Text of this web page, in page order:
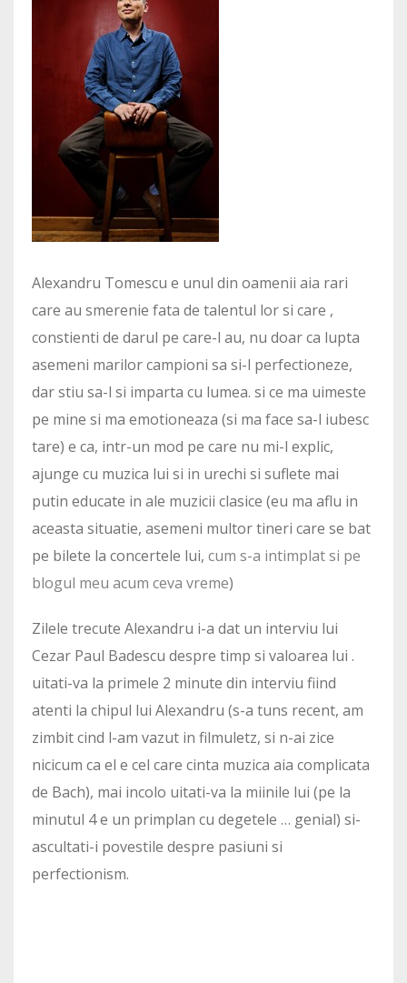
Alexandru Tomescu e unul din oamenii aia rari
care au smerenie fata de talentul lor si care ,
constienti de darul pe care-l au, nu doar ca lupta
asemeni marilor campioni sa si-l perfectioneze,
dar stiu sa-l si imparta cu lumea. si ce ma uimeste
pe mine si ma emotioneaza (si ma face sa-l iubesc
tare) e ca, intr-un mod pe care nu mi-l explic,
ajunge cu muzica lui si in urechi si suflete mai
putin educate in ale muzicii clasice (eu ma aflu in
aceasta situatie, asemeni multor tineri care se bat
pe bilete la concertele lui, cum s-a intimplat si pe
blogul meu acum ceva vreme)
Zilele trecute Alexandru i-a dat un interviu lui
Cezar Paul Badescu despre timp si valoarea lui .
uitati-va la primele 2 minute din interviu fiind
atenti la chipul lui Alexandru (s-a tuns recent, am
zimbit cind l-am vazut in filmuletz, si n-ai zice
nicicum ca el e cel care cinta muzica aia complicata
de Bach), mai incolo uitati-va la miinile lui (pe la
minutul 4 e un primplan cu degetele … genial) si-
ascultati-i povestile despre pasiuni si
perfectionism.